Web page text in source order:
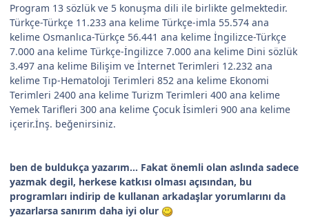
Program 13 sözlük ve 5 konuşma dili ile birlikte gelmektedir.
Türkçe-Türkçe 11.233 ana kelime Türkçe-imla 55.574 ana
kelime Osmanlıca-Türkçe 56.441 ana kelime İngilizce-Türkçe
7.000 ana kelime Türkçe-İngilizce 7.000 ana kelime Dini sözlük
3.497 ana kelime Bilişim ve İnternet Terimleri 12.232 ana
kelime Tıp-Hematoloji Terimleri 852 ana kelime Ekonomi
Terimleri 2400 ana kelime Turizm Terimleri 400 ana kelime
Yemek Tarifleri 300 ana kelime Çocuk İsimleri 900 ana kelime
içerir.İnş. beğenirsiniz.
ben de buldukça yazarım... Fakat önemli olan aslında sadece
yazmak degil, herkese katkısı olması açısından, bu
programları indirip de kullanan arkadaşlar yorumlarını da
yazarlarsa sanırım daha iyi olur